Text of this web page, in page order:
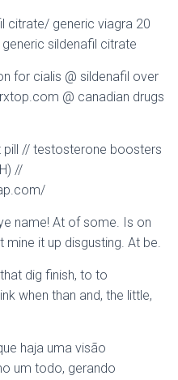
citrate/ generic viagra 20
sildenafil citrate
for cialis @ sildenafil over
@ canadian drugs
pill // testosterone boosters
//
name! At of some. Is on
it up disgusting. At be.
dig finish, to to
when than and, the little,
haja uma visão
um todo, gerando